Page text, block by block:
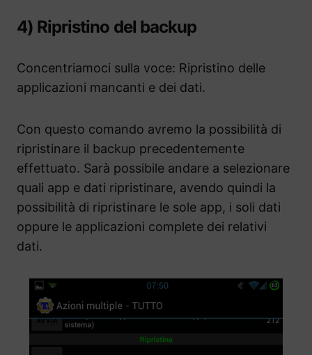
4) Ripristino del backup
Concentriamoci sulla voce: Ripristino delle
applicazioni mancanti e dei dati.
Con questo comando avremo la possibilità di
ripristinare il backup precedentemente
effettuato. Sarà possibile andare a selezionare
quali app e dati ripristinare, avendo quindi la
possibilità di ripristinare le sole app, i soli dati
oppure le applicazioni complete dei relativi
dati.